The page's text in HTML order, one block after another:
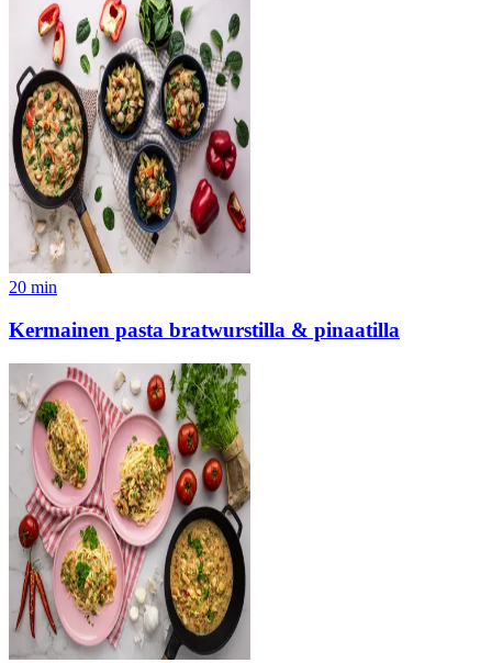
20 min
Kermainen pasta bratwurstilla & pinaatilla